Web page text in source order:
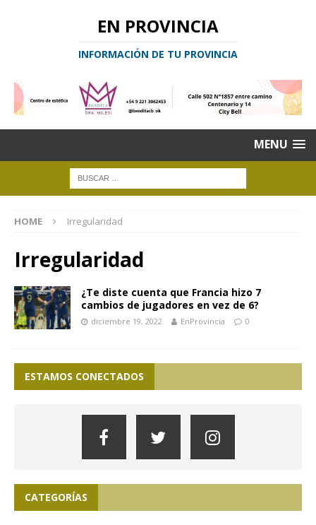
EN PROVINCIA
INFORMACIÓN DE TU PROVINCIA
MENU
HOME Irregularidad
Irregularidad
¿Te diste cuenta que Francia hizo 7
cambios de jugadores en vez de 6?
diciembre 19, 2022 EnProvincia 0
ESTAMOS CONECTADOS
CATEGORÍAS